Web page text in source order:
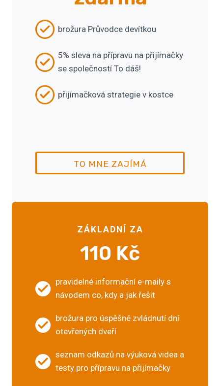
brožura Průvodce devítkou
5% sleva na přípravu na přijímačky
se společností To dáš!
přijímačková strategie v kostce
TO MNE ZAJÍMÁ
ZÁKLADNÍ ZA
110 Kč
pravidelné informační e-maily s
návodem co, kdy a jak řešit
brožura pro úspěšné zvládnutí dní
otevřených dveří
seznam odkazů na výuková videa a
testy pro přípravu na přijímačky